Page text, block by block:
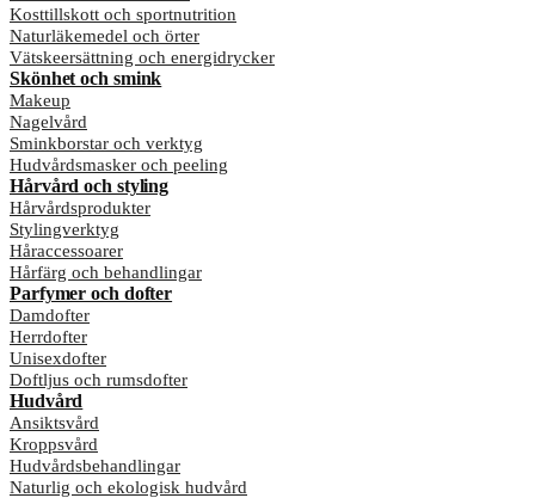
Kosttillskott och sportnutrition
Naturläkemedel och örter
Vätskeersättning och energidrycker
Skönhet och smink
Makeup
Nagelvård
Sminkborstar och verktyg
Hudvårdsmasker och peeling
Hårvård och styling
Hårvårdsprodukter
Stylingverktyg
Håraccessoarer
Hårfärg och behandlingar
Parfymer och dofter
Damdofter
Herrdofter
Unisexdofter
Doftljus och rumsdofter
Hudvård
Ansiktsvård
Kroppsvård
Hudvårdsbehandlingar
Naturlig och ekologisk hudvård